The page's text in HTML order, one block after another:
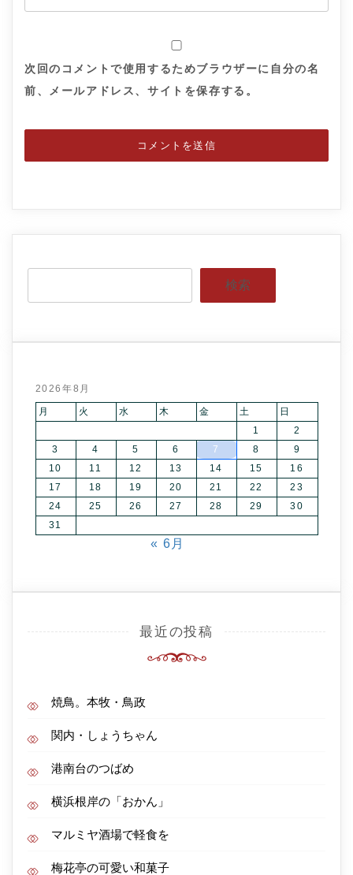
次回のコメントで使用するためブラウザーに自分の名
前、メールアドレス、サイトを保存する。
検索
2026年8月
月 火 水 木 金 土
日
1
2
3
4 5 6 7 8
9
10
11 12 13 14 15
16
17
18 19 20 21 22
23
24
25 26 27 28 29
30
31
« 6月
最近の投稿
焼鳥。本牧・鳥政
関内・しょうちゃん
港南台のつばめ
横浜根岸の「おかん」
マルミヤ酒場で軽食を
梅花亭の可愛い和菓子